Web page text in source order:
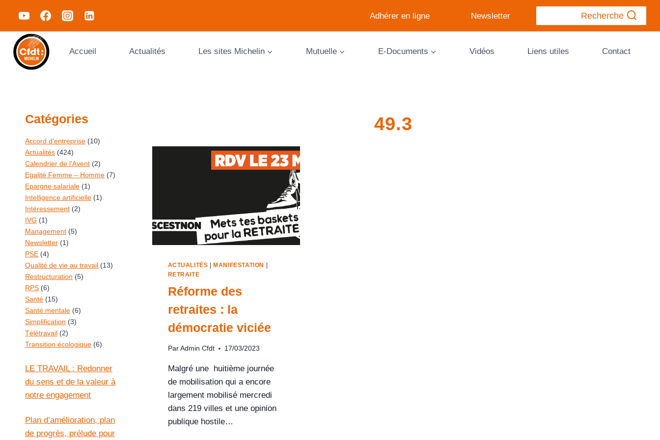
Adhérer en ligne Newsletter Recherche
Accueil Actualités Les sites Michelin Mutuelle E-Documents Vidéos Liens utiles Contact
49.3
ACTUALITÉS |MANIFESTATION |
RETRAITE
Réforme des
retraites : la
démocratie viciée
Par Admin Cfdt 17/03/2023
Malgré une huitième journée
de mobilisation qui a encore
largement mobilisé mercredi
dans 219 villes et une opinion
publique hostile…
Catégories
Accord d'entreprise (10)
Actualités (424)
Calendrier de l'Avent (2)
Egalité Femme – Homme (7)
Epargne salariale (1)
Intelligence artificielle (1)
Intéressement (2)
IVG (1)
Management (5)
Newsletter (1)
PSE (4)
Qualité de vie au travail (13)
Restructuration (5)
RPS (6)
Santé (15)
Santé mentale (6)
Simplification (3)
Télétravail (2)
Transition écologique (6)
LE TRAVAIL : Redonner
du sens et de la valeur à
notre engagement
Plan d’amélioration, plan
de progrès, prélude pour